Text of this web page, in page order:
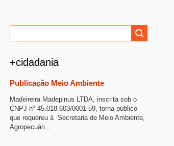
+cidadania
Publicação Meio Ambiente
Madeireira Madepinus LTDA, inscrita sob o
CNPJ nº 45.018.603/0001-59, torna público
que requereu à Secretaria de Meio Ambiente,
Agropecuári...